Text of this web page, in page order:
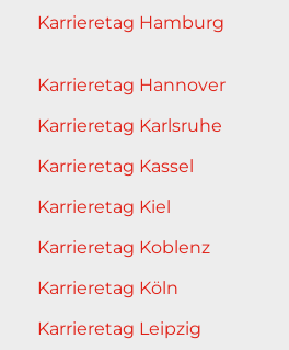
Karrieretag Hamburg
Karrieretag Hannover
Karrieretag Karlsruhe
Karrieretag Kassel
Karrieretag Kiel
Karrieretag Koblenz
Karrieretag Köln
Karrieretag Leipzig